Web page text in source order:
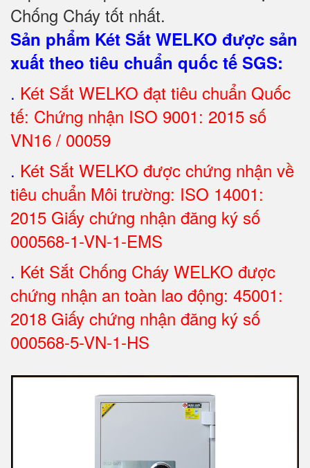
Chống Cháy tốt nhất.
Sản phẩm Két Sắt WELKO được sản
xuất theo tiêu chuẩn quốc tế SGS:
. Két Sắt WELKO đạt tiêu chuẩn Quốc
tế: Chứng nhận ISO 9001: 2015 số
VN16 / 00059
. Két Sắt WELKO được chứng nhận về
tiêu chuẩn Môi trường: ISO 14001:
2015 Giấy chứng nhận đăng ký số
000568-1-VN-1-EMS
. Két Sắt Chống Cháy WELKO được
chứng nhận an toàn lao động: 45001:
2018 Giấy chứng nhận đăng ký số
000568-5-VN-1-HS